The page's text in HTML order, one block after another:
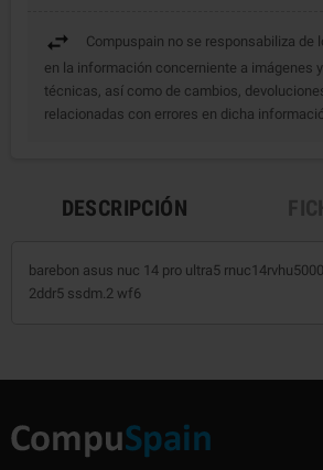
Compuspain no se responsabiliza de
en la información concerniente a imágenes
técnicas, así como de cambios,
relacionadas con errores en dicha
DESCRIPCIÓN
barebon asus nuc 14 pro ultra5
2ddr5 ssdm.2 wf6